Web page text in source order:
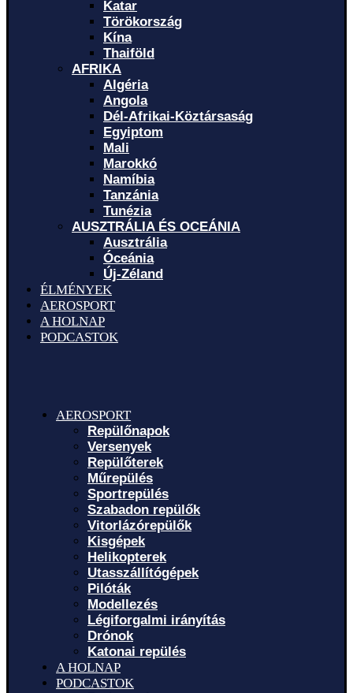
Katar
Törökország
Kína
Thaiföld
AFRIKA
Algéria
Angola
Dél-Afrikai-Köztársaság
Egyiptom
Mali
Marokkó
Namíbia
Tanzánia
Tunézia
AUSZTRÁLIA ÉS OCEÁNIA
Ausztrália
Óceánia
Új-Zéland
ÉLMÉNYEK
AEROSPORT
A HOLNAP
PODCASTOK
AEROSPORT
Repülőnapok
Versenyek
Repülőterek
Műrepülés
Sportrepülés
Szabadon repülők
Vitorlázórepülők
Kisgépek
Helikopterek
Utasszállítógépek
Pilóták
Modellezés
Légiforgalmi irányítás
Drónok
Katonai repülés
A HOLNAP
PODCASTOK